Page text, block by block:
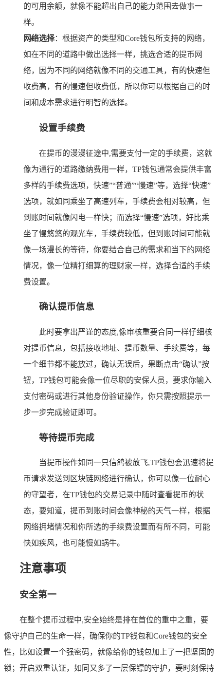
的可用余额，就像不能超出自己的能力范围去做事一
样。
网络选择：根据资产的类型和Core钱包所支持的网络，
如在不同的道路中做出选择一样，挑选合适的提币网
络，因为不同的网络就像不同的交通工具，有的快速但
收费高，有的慢速但收费低，所以你可以根据自己的时
间和成本需求进行明智的选择。
设置手续费
在提币的漫漫征途中,需要支付一定的手续费，这就
像为通行的道路缴纳费用一样，TP钱包通常会提供丰富
多样的手续费选项，快速”“普通”“慢速”等，选择“快速”
选项，就如同乘坐了高速列车，手续费会相对较高，但
到账时间就像闪电一样快；而选择“慢速”选项，好比乘
坐了慢悠悠的观光车，手续费较低，但到账时间可能就
像一场漫长的等待，你要结合自己的需求和当下的网络
情况，像一位精打细算的理财家一样，选择合适的手续
费设置。
确认提币信息
此时要拿出严谨的态度,像审核重要合同一样仔细核
对提币信息，包括接收地址、提币数量、手续费等，每
一个细节都不能放过，确认无误后，果断点击“确认”按
钮，TP钱包可能会像一位尽职的安保人员，要求你输入
支付密码或进行其他身份验证操作，你只需按照提示一
步一步完成验证即可。
等待提币完成
当提币操作如同一只信鸽被放飞,TP钱包会迅速将提
币请求发送到区块链网络进行确认，你可以像一位耐心
的守望者，在TP钱包的交易记录中随时查看提币的状
态，要知道，提币到账时间会像神秘的天气一样，根据
网络拥堵情况和你所选的手续费设置而有所不同，可能
快如疾风，也可能慢如蜗牛。
注意事项
安全第一
在整个提币过程中,安全始终是排在首位的重中之重，要
像守护自己的生命一样，确保你的TP钱包和Core钱包的安全
性，比如设置一个强密码，就像给你的钱包加上了一把坚固的
锁；开启双重认证，如同又多了一层保镖的守护，要时刻保持